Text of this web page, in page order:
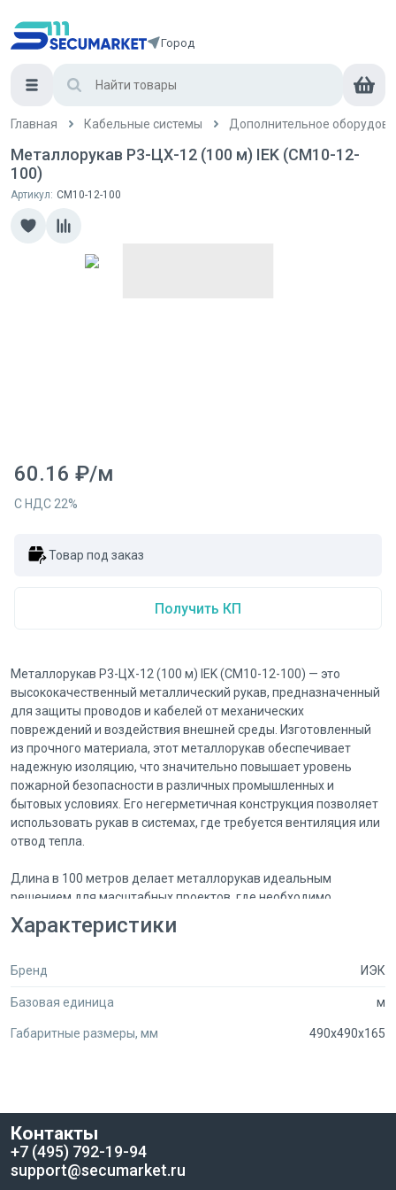
Город
Главная Кабельные системы Дополнительное
Металлорукав Р3-ЦХ-12 (100 м) IEK (CM10-12-
100)
Артикул: CM10-12-100
60.16 ₽/м
С НДС 22%
Товар под заказ
Получить КП
Металлорукав Р3-ЦХ-12 (100 м) IEK (CM10-12-100) — это
высококачественный металлический рукав, предназначенный
для защиты проводов и кабелей от механических
повреждений и воздействия внешней среды. Изготовленный
из прочного материала, этот металлорукав обеспечивает
надежную изоляцию, что значительно повышает уровень
пожарной безопасности в различных промышленных и
бытовых условиях. Его негерметичная конструкция позволяет
использовать рукав в системах, где требуется вентиляция или
отвод тепла.
Длина в 100 метров делает металлорукав идеальным
решением для масштабных проектов, где необходимо
обеспечить защиту большого количества проводов. Он также
может быть использован для транспортировки сыпучих и
расширяет его функциональные возможности. Устойчивость к
долговечность и надежность в эксплуатации.
электрических систем.
Характеристики
Бренд ИЭК
Базовая единица м
Габаритные размеры, мм 490x490x165
Контакты
+7 (495) 792-19-94
support@secumarket.ru